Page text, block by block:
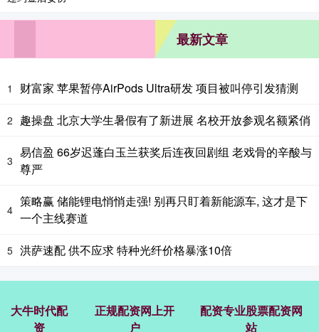
最新文章
1 财富家 苹果暂停AirPods Ultra研发 项目被叫停引发猜测
2 趣操盘 北京大学生暑假有了新进展 名校开放参观名额紧俏
3
易信盈 66岁迟蓬白玉兰获奖后连夜回剧组 老戏骨的辛酸与
尊严
4
策略赢 储能锂电悄悄走强! 别再只盯着新能源车, 这才是下
一个主线赛道
5 洪萨速配 供不应求 特种光纤价格暴涨10倍
大牛时代配
资
正规配资网上开
户
配资专业股票配资网
站